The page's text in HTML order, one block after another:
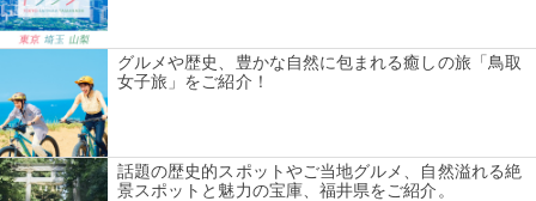
グルメや歴史、豊かな自然に包まれる癒しの旅「鳥取
女子旅」をご紹介！
話題の歴史的スポットやご当地グルメ、自然溢れる絶
景スポットと魅力の宝庫、福井県をご紹介。